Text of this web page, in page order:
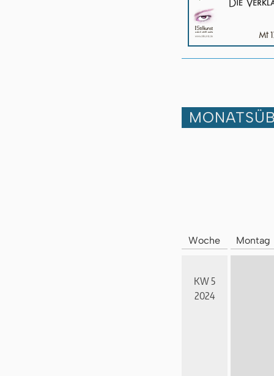
Woche Montag
KW 5
2024